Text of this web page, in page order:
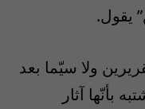
يقول.
ولا سيّما بعد
بأنّها آثار